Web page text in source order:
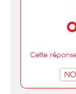
Cette